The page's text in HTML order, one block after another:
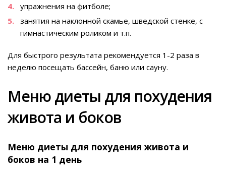
упражнения на фитболе;
занятия на наклонной скамье, шведской стенке, с
гимнастическим роликом и т.п.
Для быстрого результата рекомендуется 1-2 раза в
неделю посещать бассейн, баню или сауну.
Меню диеты для похудения
живота и боков
Меню диеты для похудения живота и
боков на 1 день